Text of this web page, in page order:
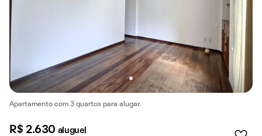
Apartamento com 3 quartos para alugar.
R$ 2.630 aluguel